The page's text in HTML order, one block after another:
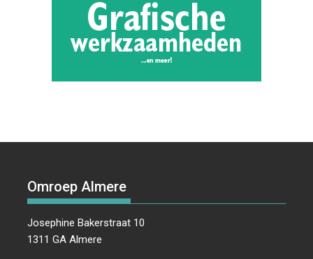
Omroep Almere
Josephine Bakerstraat 10
1311 GA Almere